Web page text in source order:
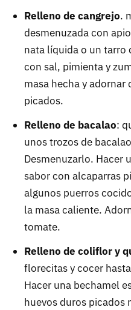
Relleno de cangrejo.
desmenuzada con
nata líquida o un tarro
con sal, pimienta y
masa hecha y
picados.
Relleno de bacalao:
unos trozos de
Desmenuzarlo. Hacer
sabor con alcaparras
algunos puerros
la masa caliente.
tomate.
Relleno de coliflor y
florecitas y cocer
Hacer una bechamel
huevos duros picados